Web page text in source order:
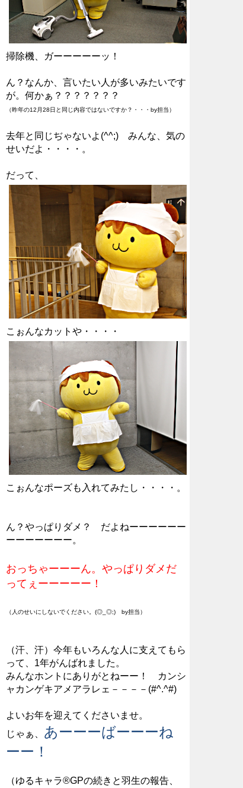
掃除機、ガーーーーーッ！
ん？なんか、言いたい人が多いみたいです
が。何かぁ？？？？？？？
（昨年の12月28日と同じ内容ではないですか？・・・by担当）
去年と同じぢゃないよ(^^;) みんな、気の
せいだよ・・・・。
だって、
こぉんなカットや・・・・
こぉんなポーズも入れてみたし・・・・。
ん？やっぱりダメ？ だよねーーーーーー
ーーーーーーー。
おっちゃーーーん。やっぱりダメだ
ってぇーーーーー！
（人のせいにしないでください。(◎_◎;) by担当）
（汗、汗）今年もいろんな人に支えてもら
って、1年がんばれました。
みんなホントにありがとねーー！ カンシ
ャカンゲキアメアラレェ－－－－(#^.^#)
よいお年を迎えてくださいませ。
じゃぁ、 あーーーばーーーね
ーー！
（ゆるキャラ®GPの続きと羽生の報告、